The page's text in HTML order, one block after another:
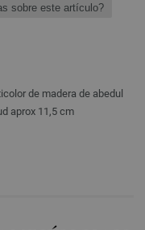
sobre este artículo?
de madera de abedul
aprox 11,5 cm